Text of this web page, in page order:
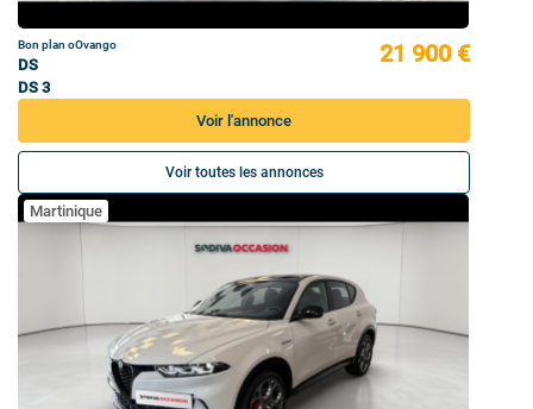
Bon plan oOvango
DS
DS 3
21 900 €
Voir l'annonce
Voir toutes les annonces
Martinique